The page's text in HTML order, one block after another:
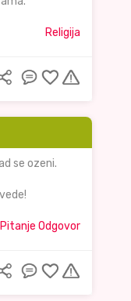
Religija
se ozeni.
Pitanje Odgovor